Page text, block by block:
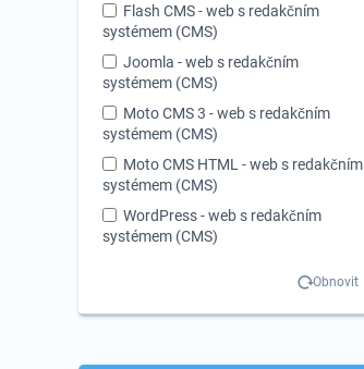
Flash CMS - web s redakčním
systémem (CMS)
Joomla - web s redakčním
systémem (CMS)
Moto CMS 3 - web s redakčním
systémem (CMS)
Moto CMS HTML - web s redakčním
systémem (CMS)
WordPress - web s redakčním
systémem (CMS)
Obnovit